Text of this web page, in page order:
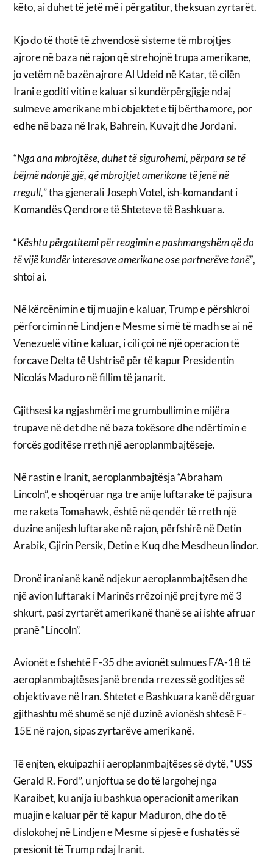
këto, ai duhet të jetë më i përgatitur, theksuan zyrtarët.
Kjo do të thotë të zhvendosë sisteme të mbrojtjes
ajrore në baza në rajon që strehojnë trupa amerikane,
jo vetëm në bazën ajrore Al Udeid në Katar, të cilën
Irani e goditi vitin e kaluar si kundërpërgjigje ndaj
sulmeve amerikane mbi objektet e tij bërthamore, por
edhe në baza në Irak, Bahrein, Kuvajt dhe Jordani.
“Nga ana mbrojtëse, duhet të sigurohemi, përpara se të
bëjmë ndonjë gjë, që mbrojtjet amerikane të jenë në
rregull,” tha gjenerali Joseph Votel, ish-komandant i
Komandës Qendrore të Shteteve të Bashkuara.
“Kështu përgatitemi për reagimin e pashmangshëm që do
të vijë kundër interesave amerikane ose partnerëve tanë”,
shtoi ai.
Në kërcënimin e tij muajin e kaluar, Trump e përshkroi
përforcimin në Lindjen e Mesme si më të madh se ai në
Venezuelë vitin e kaluar, i cili çoi në një operacion të
forcave Delta të Ushtrisë për të kapur Presidentin
Nicolás Maduro në fillim të janarit.
Gjithsesi ka ngjashmëri me grumbullimin e mijëra
trupave në det dhe në baza tokësore dhe ndërtimin e
forcës goditëse rreth një aeroplanmbajtëseje.
Në rastin e Iranit, aeroplanmbajtësja “Abraham
Lincoln”, e shoqëruar nga tre anije luftarake të pajisura
me raketa Tomahawk, është në qendër të rreth një
duzine anijesh luftarake në rajon, përfshirë në Detin
Arabik, Gjirin Persik, Detin e Kuq dhe Mesdheun lindor.
Dronë iranianë kanë ndjekur aeroplanmbajtësen dhe
një avion luftarak i Marinës rrëzoi një prej tyre më 3
shkurt, pasi zyrtarët amerikanë thanë se ai ishte afruar
pranë “Lincoln”.
Avionët e fshehtë F-35 dhe avionët sulmues F/A-18 të
aeroplanmbajtëses janë brenda rrezes së goditjes së
objektivave në Iran. Shtetet e Bashkuara kanë dërguar
gjithashtu më shumë se një duzinë avionësh shtesë F-
15E në rajon, sipas zyrtarëve amerikanë.
Të enjten, ekuipazhi i aeroplanmbajtëses së dytë, “USS
Gerald R. Ford”, u njoftua se do të largohej nga
Karaibet, ku anija iu bashkua operacionit amerikan
muajin e kaluar për të kapur Maduron, dhe do të
dislokohej në Lindjen e Mesme si pjesë e fushatës së
presionit të Trump ndaj Iranit.